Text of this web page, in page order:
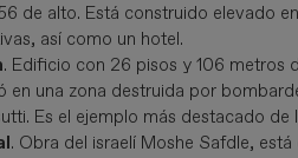
de alto. Está construido elevado
así como un hotel.
. Edificio con 26 pisos y 106 metros
en una zona destruida por
Es el ejemplo más destacado
. Obra del israelí Moshe Safdle,